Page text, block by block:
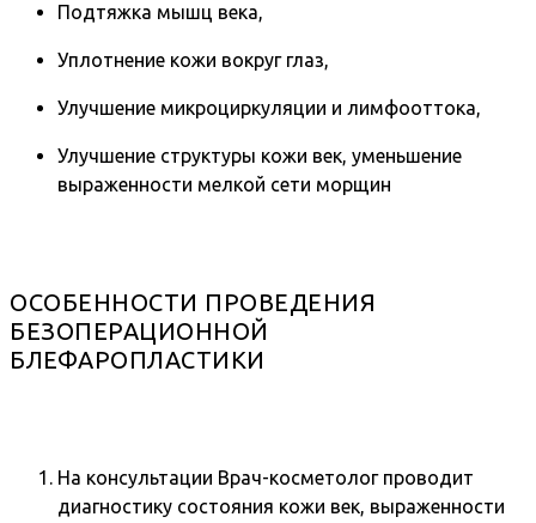
Подтяжка мышц века,
Уплотнение кожи вокруг глаз,
Улучшение микроциркуляции и лимфооттока,
Улучшение структуры кожи век, уменьшение
выраженности мелкой сети морщин
ОСОБЕННОСТИ ПРОВЕДЕНИЯ
БЕЗОПЕРАЦИОННОЙ
БЛЕФАРОПЛАСТИКИ
На консультации Врач-косметолог проводит
диагностику состояния кожи век, выраженности